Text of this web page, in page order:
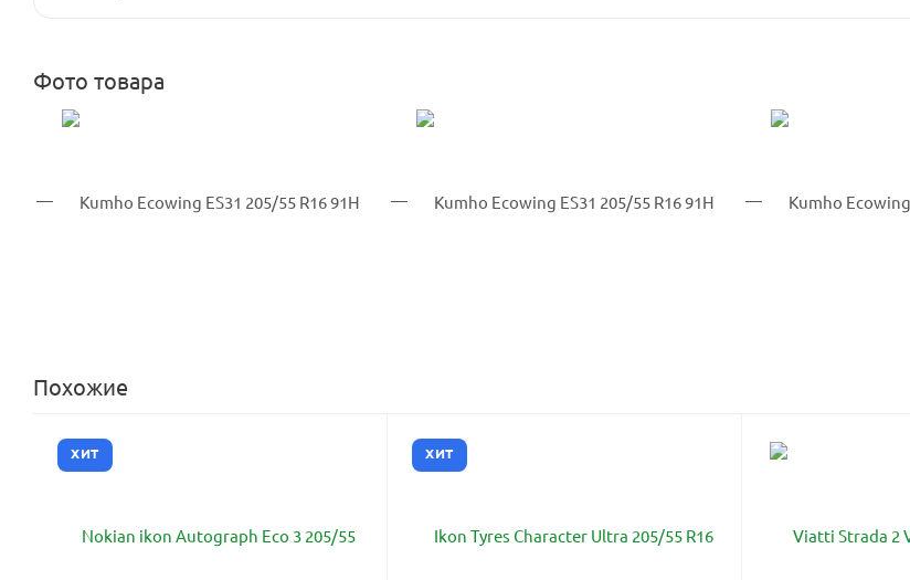
Фото товара
Похожие
ХИТ ХИТ